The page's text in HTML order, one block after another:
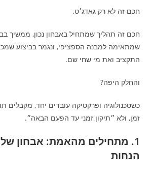
חכם זה לא רק גאדג׳ט.
חכם זה תהליך שמתחיל באבחון נכון, ממשיך
שמתאימה למבנה הספציפי, ונגמר בביצוע
התקציב ואת מי שחי שם.
והחלק היפה?
כשטכנולוגיה ופרקטיקה עובדים יחד, מקבלים
זמן, ולא ״תיקון זמני עד הפעם הבאה״.
1. מתחילים מהאמת: אבחון
הנחות